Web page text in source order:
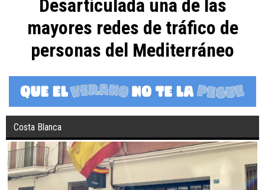
Desarticulada una de las
mayores redes de tráfico de
personas del Mediterráneo
Costa Blanca